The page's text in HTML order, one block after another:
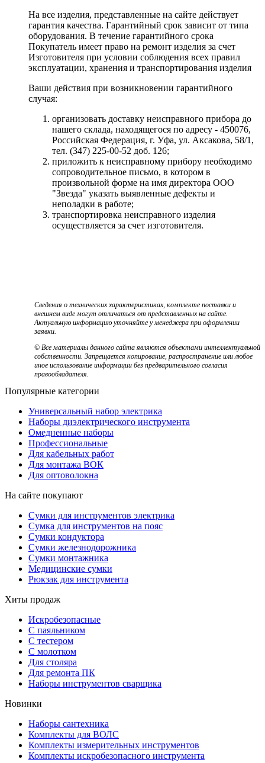
На все изделия, представленные на сайте действует
гарантия качества. Гарантийный срок зависит от типа
оборудования. В течение гарантийного срока
Покупатель имеет право на ремонт изделия за счет
Изготовителя при условии соблюдения всех правил
эксплуатации, хранения и транспортирования изделия
Ваши действия при возникновении гарантийного
случая:
организовать доставку неисправного прибора до
нашего склада, находящегося по адресу - 450076,
Российская Федерация, г. Уфа, ул. Аксакова, 58/1,
тел. (347) 225-00-52 доб. 126;
приложить к неисправному прибору необходимо
сопроводительное письмо, в котором в
произвольной форме на имя директора ООО
"Звезда" указать выявленные дефекты и
неполадки в работе;
транспортировка неисправного изделия
осуществляется за счет изготовителя.
Сведения о технических характеристиках, комплекте поставки и
внешнем виде могут отличаться от представленных на сайте.
Актуальную информацию уточняйте у менеджера при оформлении
заявки.
© Все материалы данного сайта являются объектами интеллектуальной
собственности. Запрещается копирование, распространение или любое
иное использование информации без предварительного согласия
правообладателя.
Популярные категории
Универсальный набор электрика
Наборы диэлектрического инструмента
Омедненные наборы
Профессиональные
Для кабельных работ
Для монтажа ВОК
Для оптоволокна
На сайте покупают
Сумки для инструментов электрика
Сумка для инструментов на пояс
Сумки кондуктора
Сумки железнодорожника
Сумки монтажника
Медицинские сумки
Рюкзак для инструмента
Хиты продаж
Искробезопасные
С паяльником
С тестером
С молотком
Для столяра
Для ремонта ПК
Наборы инструментов сварщика
Новинки
Наборы сантехника
Комплекты для ВОЛС
Комплекты измерительных инструментов
Комплекты искробезопасного инструмента